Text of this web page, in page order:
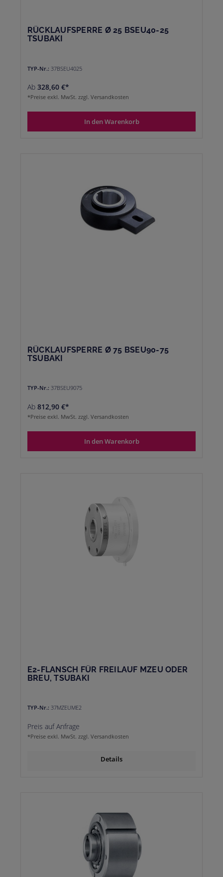
RÜCKLAUFSPERRE Ø 25 BSEU40-25
TSUBAKI
TYP-Nr.: 37BSEU4025
Ab 328,60 €*
*Preise exkl. MwSt. zzgl. Versandkosten
In den Warenkorb
RÜCKLAUFSPERRE Ø 75 BSEU90-75
TSUBAKI
TYP-Nr.: 37BSEU9075
Ab 812,90 €*
*Preise exkl. MwSt. zzgl. Versandkosten
In den Warenkorb
E2-FLANSCH FÜR FREILAUF MZEU ODER
BREU, TSUBAKI
TYP-Nr.: 37MZEUME2
Preis auf Anfrage
*Preise exkl. MwSt. zzgl. Versandkosten
Details